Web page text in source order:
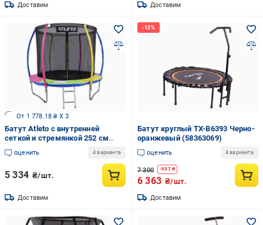
Доставим Доставим
От 1 778.18 ₴ X 3
Батут Atleto с внутренней
сеткой и стремянкой 252 см
Разноцветный (21000123)
оценить 4 варианта
5 334 ₴/шт.
Доставим
Батут круглый TX-B6393 Черно-
оранжевый (58363069)
оценить 4 варианта
7 300 -937₴
6 363 ₴/шт.
Доставим